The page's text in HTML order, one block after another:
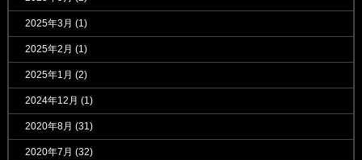
2025年3月 (1)
2025年2月 (1)
2025年1月 (2)
2024年12月 (1)
2020年8月 (31)
2020年7月 (32)